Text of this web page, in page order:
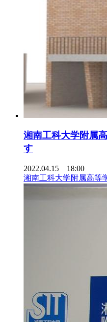
湘南工科大学附属
す
2022.04.15 18:00
湘南工科大学附属高等